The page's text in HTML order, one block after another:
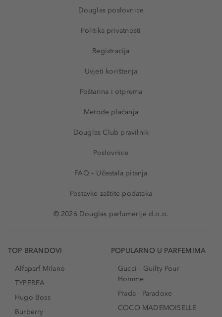
Douglas poslovnice
Politika privatnosti
Registracija
Uvjeti korištenja
Poštarina i otprema
Metode plaćanja
Douglas Club pravilnik
Poslovnice
FAQ – Učestala pitanja
Postavke zaštite podataka
© 2026 Douglas parfumerije d.o.o.
TOP BRANDOVI
Alfaparf Milano
TYPEBEA
Hugo Boss
Burberry
POPULARNO U PARFEMIMA
Gucci - Guilty Pour
Homme
Prada - Paradoxe
COCO MADEMOISELLE